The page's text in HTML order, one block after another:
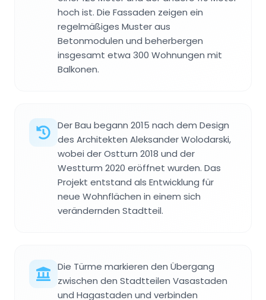
hoch ist. Die Fassaden zeigen ein
regelmäßiges Muster aus
Betonmodulen und beherbergen
insgesamt etwa 300 Wohnungen mit
Balkonen.
Der Bau begann 2015 nach dem Design
des Architekten Aleksander Wolodarski,
wobei der Ostturn 2018 und der
Westturm 2020 eröffnet wurden. Das
Projekt entstand als Entwicklung für
neue Wohnflächen in einem sich
verändernden Stadtteil.
Die Türme markieren den Übergang
zwischen den Stadtteilen Vasastaden
und Hagastaden und verbinden